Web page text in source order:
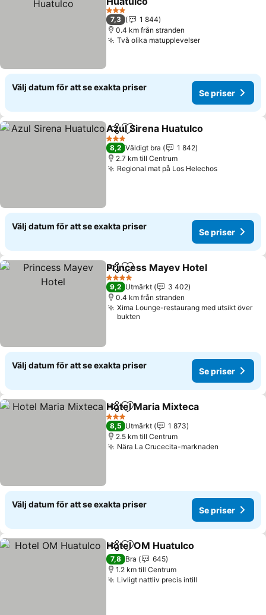
Se priser
3 Stjärnor
7,3
1 844
0.4 km från stranden
Två olika matupplevelserSe priser
Välj datum för att se exakta priser
Se priser
Dela Lägg till i Mina Favoriter
Azul Sirena Huatulco
3 Stjärnor
8,2 Väldigt bra
1 842
2.7 km till Centrum
Regional mat på Los HelechosSe priser
Välj datum för att se exakta priser
Se priser
Dela Lägg till i Mina Favoriter
Princess Mayev Hotel
4 Stjärnor
9,2 Utmärkt
3 402
0.4 km från stranden
Xima Lounge-restaurang med utsikt över
bukten
Välj datum för att se exakta priser
Se priser
Dela Lägg till i Mina Favoriter
Hotel Maria Mixteca
3 Stjärnor
8,5 Utmärkt
1 873
2.5 km till Centrum
Nära La Crucecita-marknaden
Välj datum för att se exakta priser
Se priser
Dela Lägg till i Mina Favoriter
Hotel OM Huatulco
7,8 Bra
645
1.2 km till Centrum
Livligt nattliv precis intill